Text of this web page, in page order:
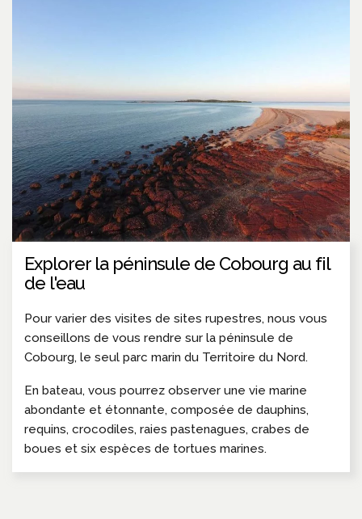
Explorer la péninsule de Cobourg au fil
de l'eau
Pour varier des visites de sites rupestres, nous vous
conseillons de vous rendre sur la péninsule de
Cobourg, le seul parc marin du Territoire du Nord.
En bateau, vous pourrez observer une vie marine
abondante et étonnante, composée de dauphins,
requins, crocodiles, raies pastenagues, crabes de
boues et six espèces de tortues marines.